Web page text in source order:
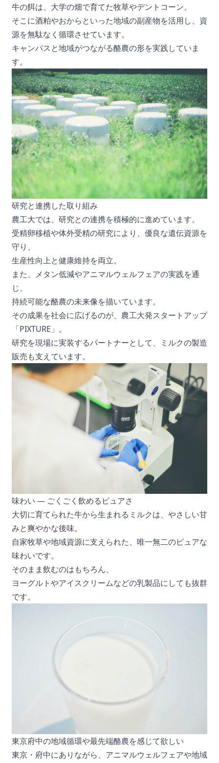
牛の餌は、大学の畑で育てた牧草やデントコーン。
そこに酒粕やおからといった地域の副産物を活用し、資
源を無駄なく循環させています。
キャンパスと地域がつながる酪農の形を実践していま
す。
研究と連携した取り組み
農工大では、研究との連携を積極的に進めています。
受精卵移植や体外受精の研究により、優良な遺伝資源を
守り、
生産性向上と健康維持を両立。
また、メタン低減やアニマルウェルフェアの実践を通
じ、
持続可能な酪農の未来像を描いています。
その成果を社会に広げるのが、農工大発スタートアップ
「PIXTURE」。
研究を現場に実装するパートナーとして、ミルクの製造
販売も支えています。
味わい ― ごくごく飲めるピュアさ
大切に育てられた牛から生まれるミルクは、やさしい甘
みと爽やかな後味。
自家牧草や地域資源に支えられた、唯一無二のピュアな
味わいです。
そのまま飲むのはもちろん、
ヨーグルトやアイスクリームなどの乳製品にしても抜群
です。
東京府中の地域循環や最先端酪農を感じて欲しい
東京・府中にありながら、アニマルウェルフェアや地域